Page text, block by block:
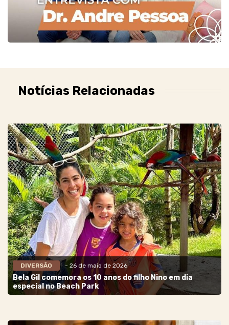
Notícias Relacionadas
DIVERSÃO - 26 de maio de 2026
Bela Gil comemora os 10 anos do filho Nino em dia
especial no Beach Park